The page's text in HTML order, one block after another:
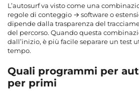
L’autosurf va visto come una
regole di conteggio → software o
dipende dalla trasparenza del
del percorso. Quando questa
dall’inizio, è più facile separare un test
tempo.
Quali programmi per
per primi